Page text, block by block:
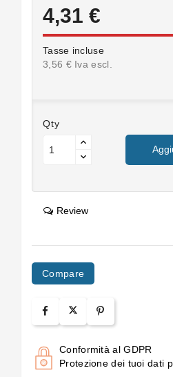
4,31 €
Tasse incluse
3,56 € Iva escl.
Qty
Review
Compare
Conformità al GDPR
Protezione dei tuoi dati